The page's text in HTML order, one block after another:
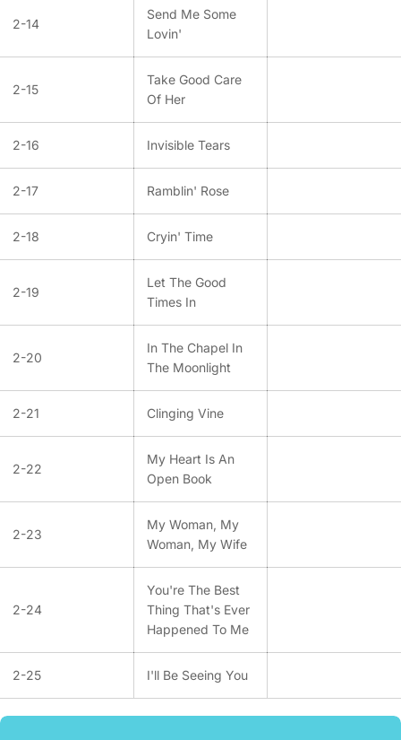
2-14
Send Me Some
Lovin'
2-15
Take Good Care
Of Her
2-16 Invisible Tears
2-17 Ramblin' Rose
2-18 Cryin' Time
2-19
Let The Good
Times In
2-20
In The Chapel In
The Moonlight
2-21 Clinging Vine
2-22
My Heart Is An
Open Book
2-23
My Woman, My
Woman, My Wife
2-24
You're The Best
Thing That's Ever
Happened To Me
2-25 I'll Be Seeing You